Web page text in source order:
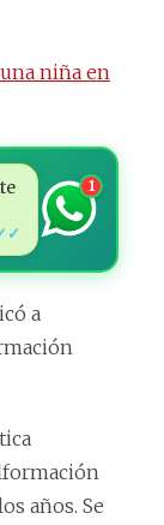
niña en
1
a
años. Se